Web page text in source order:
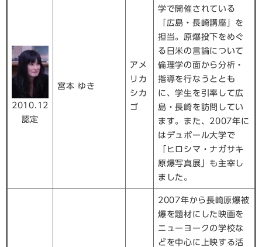
2010.12
認定
宮本 ゆき
アメ
リカ
シカ
ゴ
学で開催されている
「広島・長崎講座」を
担当。原爆投下をめぐ
る日米の言論について
倫理学の面から分析・
指導を行なうととも
に、学生を引率して広
島・長崎を訪問してい
ます。また、2007年に
はデュポール大学で
「ヒロシマ・ナガサキ
原爆写真展」も主宰し
ました。
2007年から長崎原爆被
爆を題材にした映画を
ニューヨークの学校な
どを中心に上映する活